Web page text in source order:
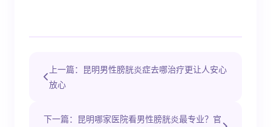
上一篇：昆明男性膀胱炎症去哪治疗更让人安心
放心
下一篇：昆明哪家医院看男性膀胱炎最专业？官